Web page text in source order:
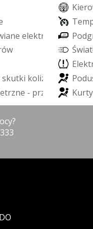
Kiero
Tem
iane elektr nie Podg
ów Świat
Elekt
skutki koliz Podu
etrzne - prz Kurty